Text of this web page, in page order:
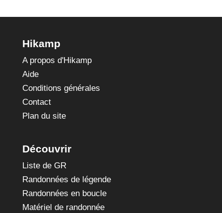
Hikamp
A propos d'Hikamp
Aide
Conditions générales
Contact
Plan du site
Découvrir
Liste de GR
Randonnées de légende
Randonnées en boucle
Matériel de randonnée